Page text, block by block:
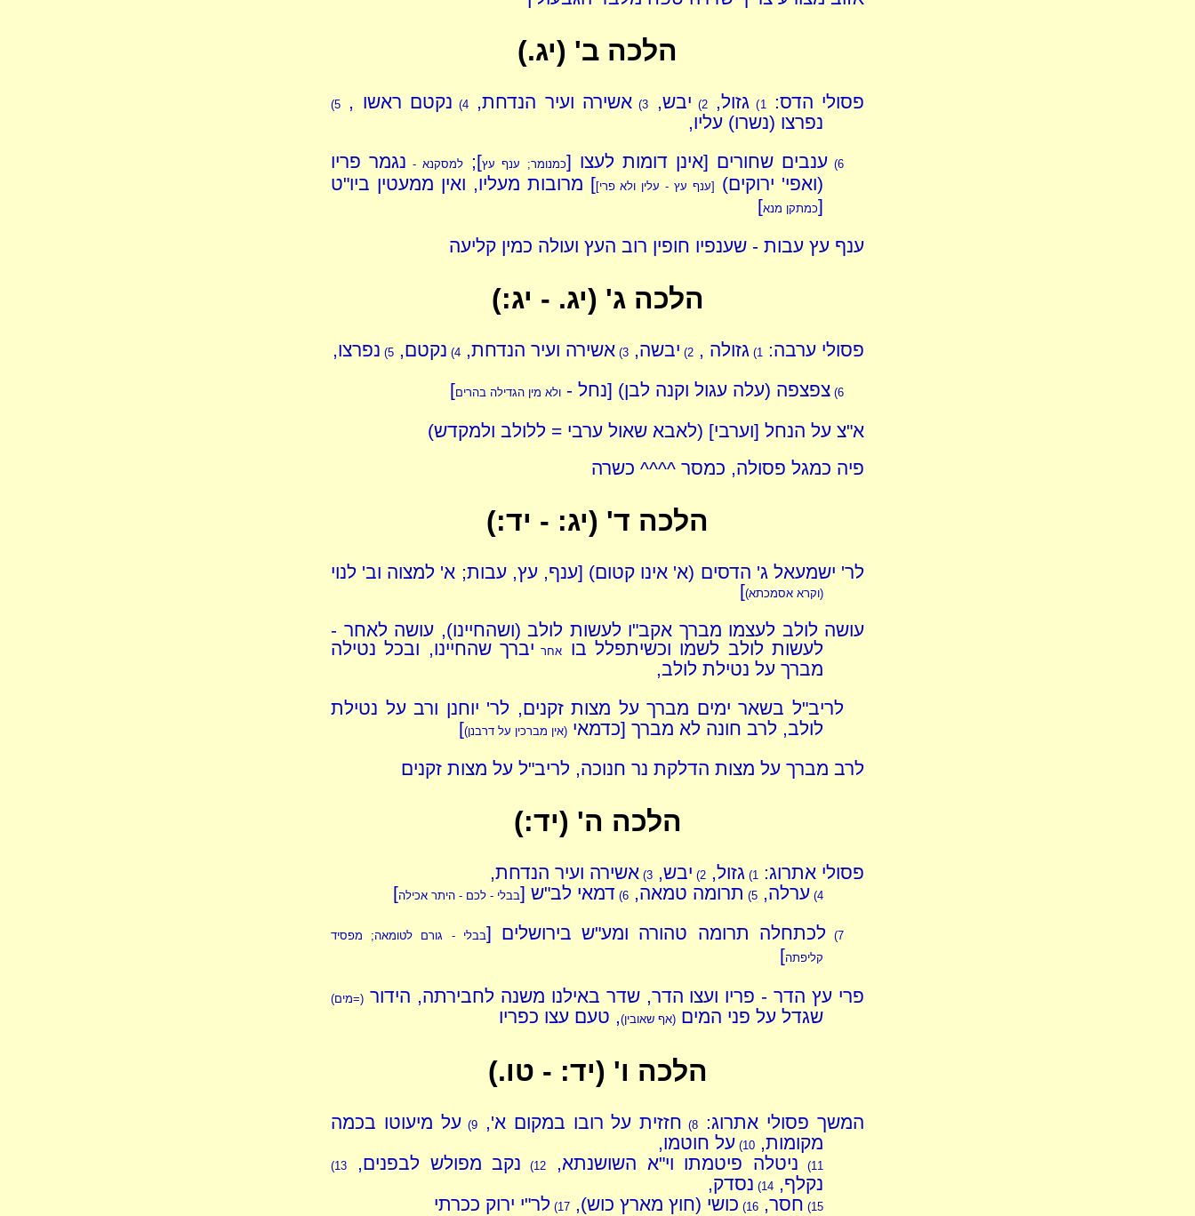
הלכה ב' (יג.)
פסולי הדס:1) גזול,2) יבש, 3) אשירה ועיר הנדחת, 4) נקטם ראשו , 5)
נפרצו (נשרו) עליו,
6) ענבים שחורים [אינן דומות לעצו [כמנומר; ענף עץ]; למסקנא - נגמר פריו
(ואפי' ירוקים)
[ענף עץ - עלין ולא פרי]] מרובות מעליו, ואין ממעטין ביו"ט
[כמתקן מנא]
ענף עץ עבות - שענפיו חופין רוב העץ ועולה כמין קליעה
הלכה ג' (יג. - יג:)
פסולי ערבה: 1) גזולה , 2) יבשה, 3) אשירה ועיר הנדחת, 4) נקטם, 5) נפרצו,
6) צפצפה (עלה עגול וקנה לבן) [נחל -ולא מין הגדילה בהרים]
א"צ על הנחל [וערבי] (לאבא שאול ערבי = ללולב ולמקדש)
פיה כמגל פסולה, כמסר ^^^^ כשרה
הלכה ד' (יג: - יד:)
לר' ישמעאל ג' הדסים (א' אינו קטום) [ענף, עץ, עבות; א' למצוה וב' לנוי
(וקרא אסמכתא)]
עושה לולב לעצמו מברך אקב"ו לעשות לולב (ושהחיינו), עושה לאחר -
לעשות לולב לשמו וכשיתפלל בו
אחר יברך שהחיינו, ובכל נטילה
מברך על נטילת לולב,
לריב"ל בשאר ימים מברך על מצות זקנים, לר' יוחנן ורב על נטילת
לולב, לרב חונה לא מברך [כדמאי(אין מברכין על דרבנן)]
לרב מברך על מצות הדלקת נר חנוכה, לריב"ל על מצות זקנים
הלכה ה' (יד:)
פסולי אתרוג: 1) גזול, 2) יבש, 3) אשירה ועיר הנדחת,
4) ערלה,5) תרומה טמאה,6) דמאי לב"ש [בבלי - לכם - היתר אכילה]
7) לכתחלה תרומה טהורה ומע"ש בירושלים [בבלי - גורם לטומאה; מפסיד
קליפתה]
פרי עץ הדר - פריו ועצו הדר, שדר באילנו משנה לחבירתה, הידור (=מים)
שגדל על פני המים(אף שאובין), טעם עצו כפריו
הלכה ו' (יד: - טו.)
המשך פסולי אתרוג: 8) חזזית על רובו במקום א',9)
על מיעוטו בכמה
מקומות,10) על חוטמו,
11) ניטלה פיטמתו וי"א השושנתא, 12) נקב מפולש לבפנים, 13)
נקלף,14) נסדק,
15) חסר,16) כושי (חוץ מארץ כוש),17) לר"י ירוק ככרתי